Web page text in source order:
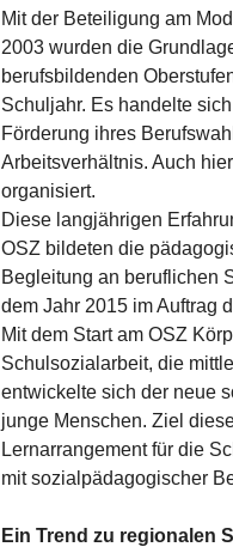
Mit der Beteiligung am
2003 wurden die
berufsbildenden
Schuljahr. Es handelte
Förderung ihres
Arbeitsverhältnis. Auch
organisiert.
Diese langjährigen
OSZ bildeten die
Begleitung an beruflichen
dem Jahr 2015 im Auftrag
Mit dem Start am OSZ
Schulsozialarbeit, die
entwickelte sich der neue
junge Menschen. Ziel
Lernarrangement für die
mit sozialpädagogischer
Ein Trend zu regionalen